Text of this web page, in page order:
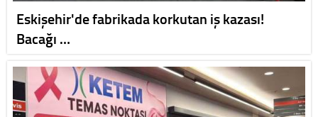
Eskişehir'de fabrikada korkutan iş kazası!
Bacağı …